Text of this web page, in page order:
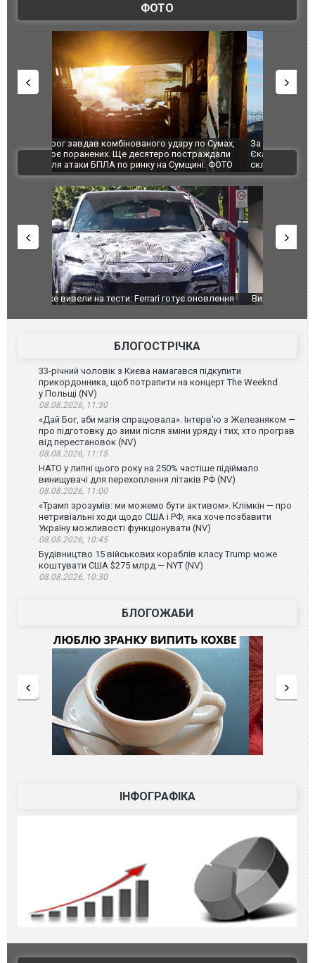
ФОТО
За 2000 кілометрів від кордону з Україною: в
Єкатеринбурзі після атаки дронів загорівся
склад Wildberries. ФОТО. ВІДЕО
"Мої
ВІДЕО
Вийшов трейлер нової екранізації легендарного
БЛОГОСТРІЧКА
33-річний чоловік з Києва намагався підкупити
прикордонника, щоб потрапити на концерт The Weeknd
у Польщі (NV)
08.08.2026, 11:30
«Дай Бог, аби магія спрацювала». Інтерв'ю з Железняком —
про підготовку до зими після зміни уряду і тих, хто програв
від перестановок (NV)
08.08.2026, 11:15
НАТО у липні цього року на 250% частіше підіймало
винищувачі для перехоплення літаків РФ (NV)
08.08.2026, 11:00
«Трамп зрозумів: ми можемо бути активом». Клімкін — про
нетривіальні ходи щодо США і РФ, яка хоче позбавити
Україну можливості функціонувати (NV)
08.08.2026, 10:45
Будівництво 15 військових кораблів класу Trump може
коштувати США $275 млрд — NYT (NV)
08.08.2026, 10:30
БЛОГОЖАБИ
ІНФОГРАФІКА